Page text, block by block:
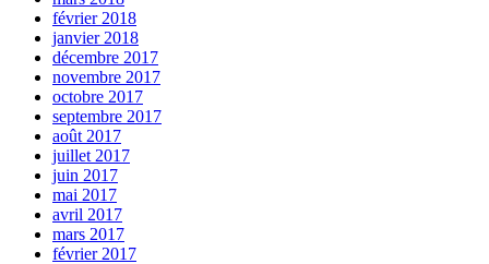
février 2018
janvier 2018
décembre 2017
novembre 2017
octobre 2017
septembre 2017
août 2017
juillet 2017
juin 2017
mai 2017
avril 2017
mars 2017
février 2017